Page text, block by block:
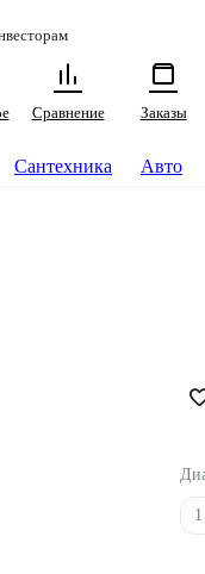
Сравнение Заказы
Сантехника Авто